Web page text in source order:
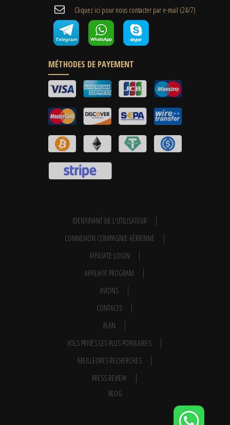
Cliquez ici pour nous contacter par e-mail (24/7)
MÉTHODES DE PAYEMENT
IDENTIFIANT DE L'UTILISATEUR
CONNEXION COMPAGNIE AÉRIENNE
AFFILIATE LOGIN
AFFILIATE PROGRAM
AVIONS
CONTACTS
PLAN
VOLS PRIVÉS LES PLUS POPULAIRES
MEILLEURES RECHERCHES
PRESS REVIEW
BLOG